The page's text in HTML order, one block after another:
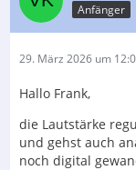
Anfänger
29. März 2026 um
Hallo Frank,
die Lautstärke
und gehst auch
noch digital